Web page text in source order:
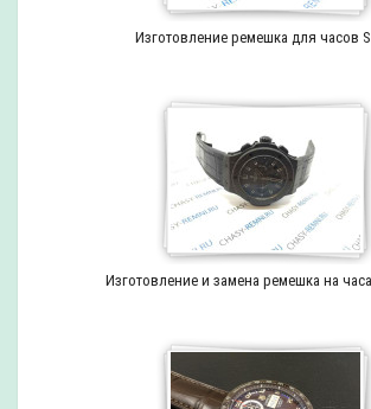
Изготовление ремешка для часов
Изготовление и замена ремешка на